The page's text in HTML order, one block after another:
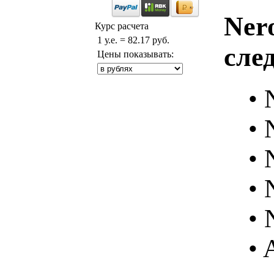
Курс расчета
1 у.е. = 82.17 руб.
Цены показывать:
•
•
•
•
•
•